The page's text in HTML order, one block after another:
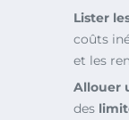
Lister
coûts
et les
Allouer
des